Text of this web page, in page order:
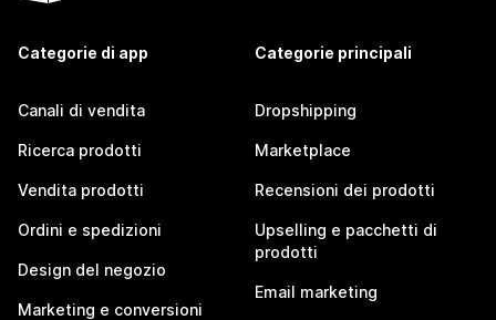
Categorie di app
Canali di vendita
Ricerca prodotti
Vendita prodotti
Ordini e spedizioni
Design del negozio
Marketing e conversioni
Categorie principali
Dropshipping
Marketplace
Recensioni dei prodotti
Upselling e pacchetti di
prodotti
Email marketing